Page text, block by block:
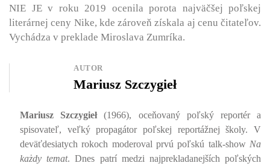
AUTOR
Mariusz Szczygieł
Mariusz Szczygieł(1966), oceňovaný poľský reportér a
spisovateľ, veľký propagátor poľskej reportážnej školy. V
deväťdesiatych rokoch moderoval prvú poľskú talk-show Na
każdy temat. Dnes patrí medzi najprekladanejších poľských
NIE JE v roku 2019 ocenila porota najväčšej poľskej
literárnej ceny Nike, kde zároveň získala aj cenu čitateľov.
Vychádza v preklade Miroslava Zumríka.